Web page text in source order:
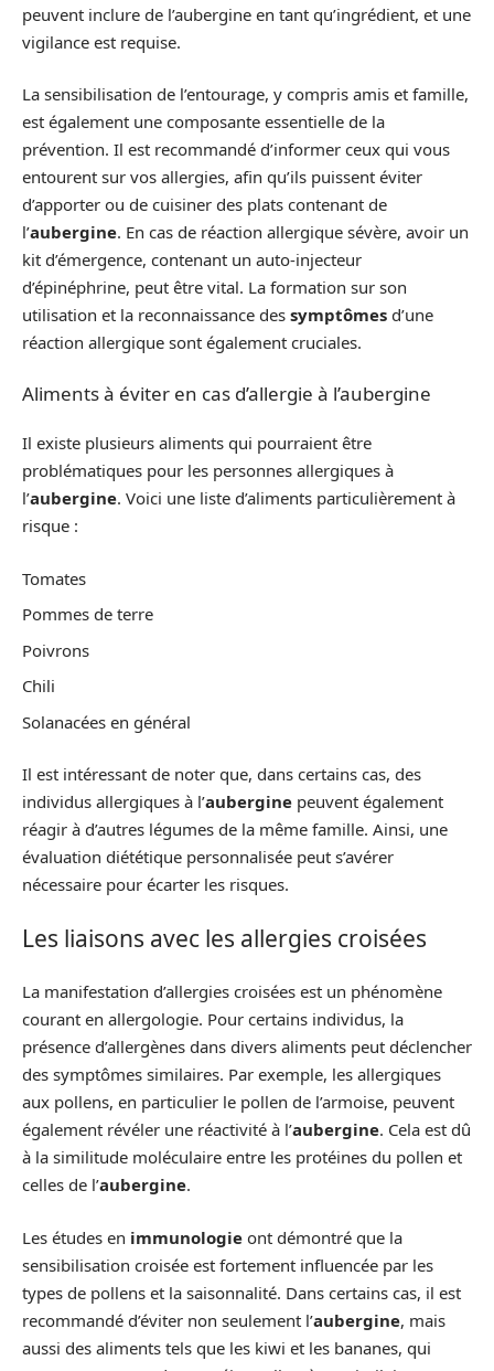
peuvent inclure de l’aubergine en tant qu’ingrédient, et une
vigilance est requise.
La sensibilisation de l’entourage, y compris amis et famille,
est également une composante essentielle de la
prévention. Il est recommandé d’informer ceux qui vous
entourent sur vos allergies, afin qu’ils puissent éviter
d’apporter ou de cuisiner des plats contenant de
l’aubergine. En cas de réaction allergique sévère, avoir un
kit d’émergence, contenant un auto-injecteur
d’épinéphrine, peut être vital. La formation sur son
utilisation et la reconnaissance des symptômes d’une
réaction allergique sont également cruciales.
Aliments à éviter en cas d’allergie à l’aubergine
Il existe plusieurs aliments qui pourraient être
problématiques pour les personnes allergiques à
l’aubergine. Voici une liste d’aliments particulièrement à
risque :
Tomates
Pommes de terre
Poivrons
Chili
Solanacées en général
Il est intéressant de noter que, dans certains cas, des
individus allergiques à l’aubergine peuvent également
réagir à d’autres légumes de la même famille. Ainsi, une
évaluation diététique personnalisée peut s’avérer
nécessaire pour écarter les risques.
Les liaisons avec les allergies croisées
La manifestation d’allergies croisées est un phénomène
courant en allergologie. Pour certains individus, la
présence d’allergènes dans divers aliments peut déclencher
des symptômes similaires. Par exemple, les allergiques
aux pollens, en particulier le pollen de l’armoise, peuvent
également révéler une réactivité à l’aubergine. Cela est dû
à la similitude moléculaire entre les protéines du pollen et
celles de l’aubergine.
Les études en immunologie ont démontré que la
sensibilisation croisée est fortement influencée par les
types de pollens et la saisonnalité. Dans certains cas, il est
recommandé d’éviter non seulement l’aubergine, mais
aussi des aliments tels que les kiwi et les bananes, qui